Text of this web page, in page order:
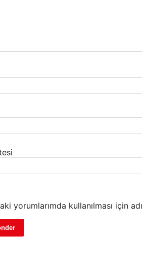
yorumlarımda kullanılması için